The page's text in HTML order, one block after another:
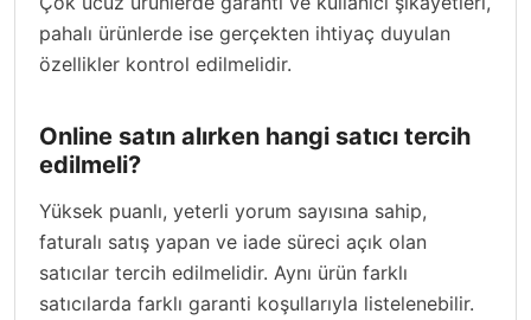
pahalı ürünlerde ise gerçekten ihtiyaç duyulan
özellikler kontrol edilmelidir.
Online satın alırken hangi satıcı tercih
edilmeli?
Yüksek puanlı, yeterli yorum sayısına sahip,
faturalı satış yapan ve iade süreci açık olan
satıcılar tercih edilmelidir. Aynı ürün farklı
satıcılarda farklı garanti koşullarıyla listelenebilir.